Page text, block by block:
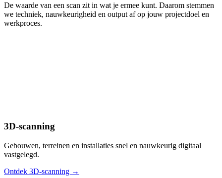
De waarde van een scan zit in wat je ermee kunt. Daarom stemmen
we techniek, nauwkeurigheid en output af op jouw projectdoel en
werkproces.
3D-scanning
Gebouwen, terreinen en installaties snel en nauwkeurig digitaal
vastgelegd.
Ontdek 3D-scanning →